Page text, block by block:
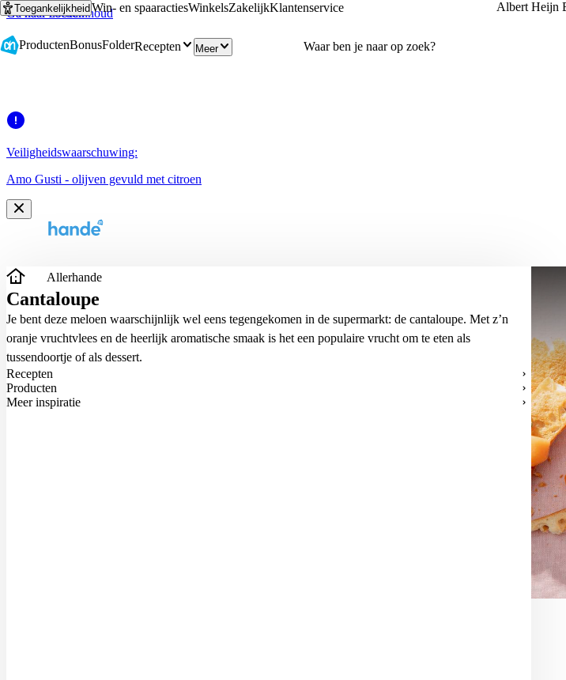
Ga naar hoofdinhoud
Ga naar zoeken
ToegankelijkheidWin- en spaaractiesWinkelsZakelijkKlantenservice Albert Heijn
ProductenBonusFolderRecepten Meer
Veiligheidswaarschuwing:
Amo Gusti - olijven gevuld met citroen
Allerhande
Cantaloupe
Je bent deze meloen waarschijnlijk wel eens tegengekomen in de supermarkt: de cantaloupe. Met z’n
oranje vruchtvlees en de heerlijk aromatische smaak is het een populaire vrucht om te eten als
tussendoortje of als dessert.
Recepten
Producten
Meer inspiratie